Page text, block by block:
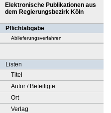
Elektronische Publikationen aus
dem Regierungsbezirk Köln
Pflichtabgabe
Ablieferungsverfahren
Listen
Titel
Autor / Beteiligte
Ort
Verlag